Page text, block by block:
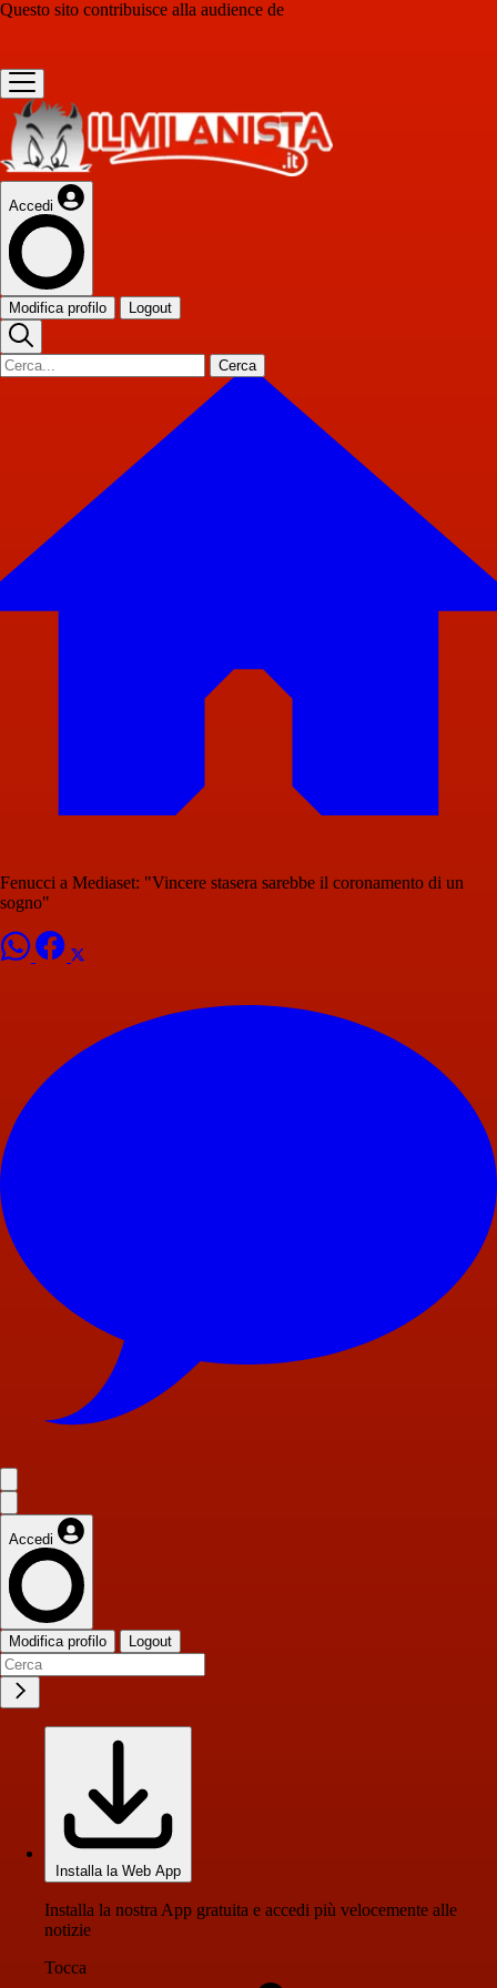
Questo sito contribuisce alla audience de
Accedi
Modifica profilo Logout
Cerca
Fenucci a Mediaset: "Vincere stasera sarebbe il coronamento di un
sogno"
Accedi
Modifica profilo Logout
Installa la Web App
Installa la nostra App gratuita e accedi più velocemente alle
notizie
Tocca